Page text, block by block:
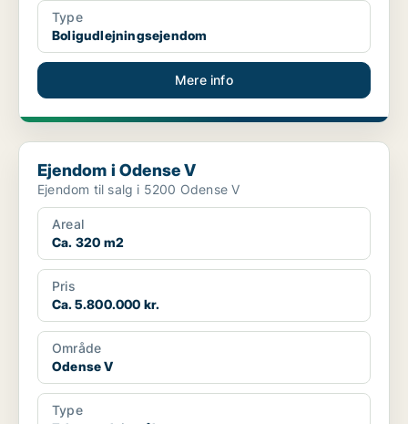
Type
Boligudlejningsejendom
Mere info
Ejendom i Odense V
Ejendom i Odense V
Ejendom til salg i 5200 Odense V
Areal
Ca. 320 m2
Pris
Ca. 5.800.000 kr.
Område
Odense V
Type